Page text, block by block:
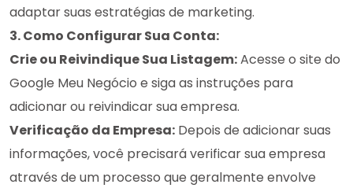
adaptar suas estratégias de marketing.
3. Como Configurar Sua Conta:
Crie ou Reivindique Sua Listagem:Acesse o site do
Google Meu Negócio e siga as instruções para
adicionar ou reivindicar sua empresa.
Verificação da Empresa: Depois de adicionar suas
informações, você precisará verificar sua empresa
através de um processo que geralmente envolve